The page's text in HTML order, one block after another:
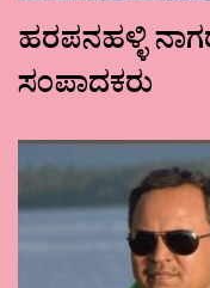
ಹರಪನಹಳ್ಳಿ
ಸಂಪಾದಕರು